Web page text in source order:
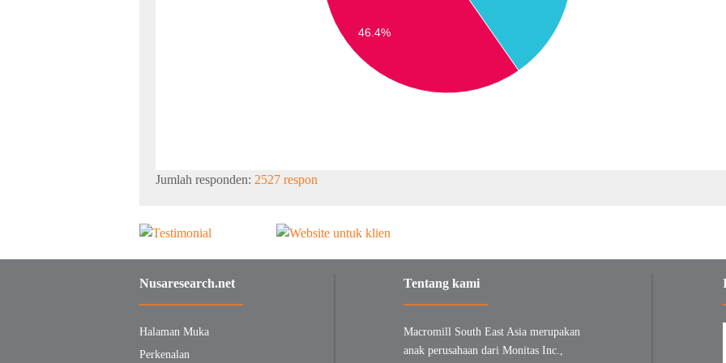
46.4%
Jumlah responden: 2527 respon
Nusaresearch.net
Halaman Muka
Perkenalan
Tentang kami
Macromill South East Asia merupakan
anak perusahaan dari Monitas Inc.,